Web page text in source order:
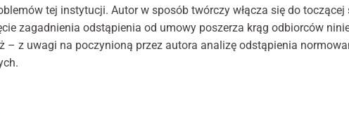
tej instytucji. Autor w sposób twórczy włącza się do
zagadnienia odstąpienia od umowy poszerza krąg odbiorców
z uwagi na poczynioną przez autora analizę odstąpienia
Doświadczenie
Aby nasza